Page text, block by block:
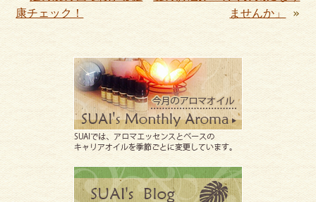
康チェック！
ませんか」 »